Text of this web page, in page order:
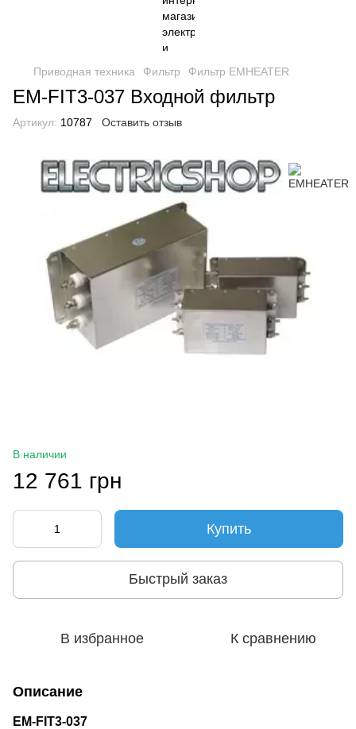
Приводная техника Фильтр Фильтр EMHEATER
EM-FIT3-037 Входной фильтр
Артикул: 10787 Оставить отзыв
В наличии
12 761 грн
Купить
Быстрый заказ
В избранное К сравнению
Описание
EM-FIT3-037